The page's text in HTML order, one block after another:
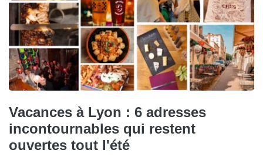
Vacances à Lyon : 6 adresses
incontournables qui restent
ouvertes tout l'été